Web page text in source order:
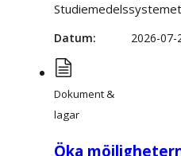
Datum 2026-07-
Dokument &
lagar
Öka